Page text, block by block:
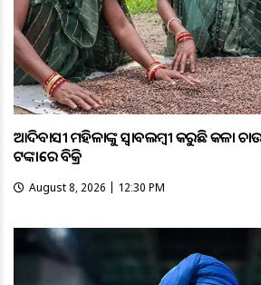
ଆଦିବାସୀ ମହିଳାଙ୍କୁ ସ୍ଵାବଲମ୍ଵୀ କରୁଛି କଳା
ଟଙ୍କାରେ ବିକ୍ରି
August 8, 2026 | 12:30 PM